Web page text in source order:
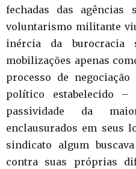
fechadas das agências
voluntarismo militante
inércia da
mobilizações apenas
processo de
político estabelecido
passividade da
enclausurados em seus
sindicato algum
contra suas próprias